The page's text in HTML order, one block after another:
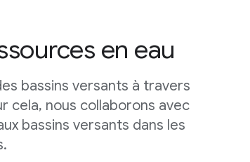
en eau
bassins versants à travers
cela, nous collaborons avec
bassins versants dans les